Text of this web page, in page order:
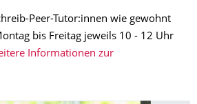
Peer-Tutor:innen wie gewohnt
bis Freitag jeweils 10 - 12 Uhr
Informationen zur